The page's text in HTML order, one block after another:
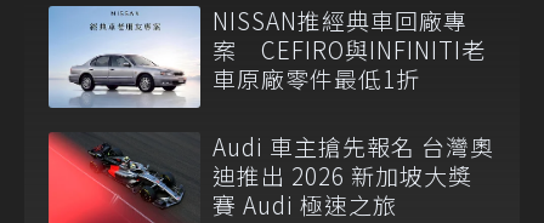
NISSAN推經典車回廠專
案 CEFIRO與INFINITI老
車原廠零件最低1折
Audi 車主搶先報名 台灣奧
迪推出 2026 新加坡大獎
賽 Audi 極速之旅